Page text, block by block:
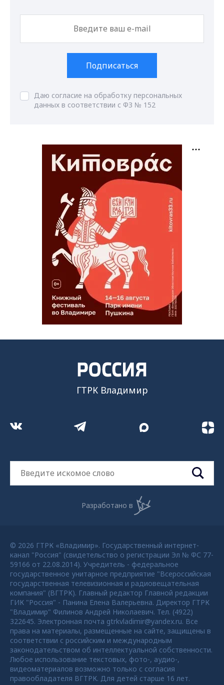
Подписаться
Даю согласие на обработку персональных
данных в соответствии с ФЗ № 152
ГТРК Владимир
Разработано в
© 2026 ГТРК «Владимир». Государственный интернет-
канал "Россия" (свидетельство о регистрации Эл № ФС 77-
59166 от 22.08.2014). Учредитель - федеральное
государственное унитарное предприятие "Всероссийская
государственная телевизионная и радиовещательная
компания" (ВГТРК). Главный редактор Главной редакции
ГИК "Россия" - Панина Елена Валерьевна. Директор ГТРК
"Владимир" Филинов Андрей Николаевич. Тел. (4922)
322645. Электронная почта gtrkvladimir@yandex.ru. Все
права на материалы, размещенные на сайте, защищены в
соответствии с российским и международным
законодательством об интеллектуальной собственности.
Любое использование текстовых, фото-, аудио-,
видеоматериалов возможно только с согласия
правообладателя ВГТРК. Для детей старше 16 лет.